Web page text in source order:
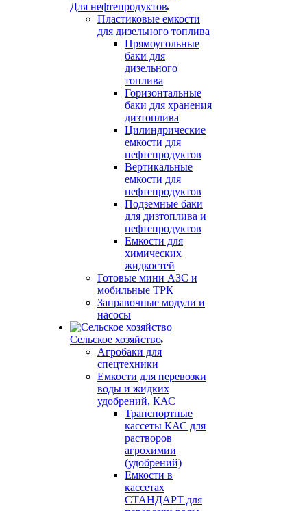
Для нефтепродуктов
Пластиковые емкости
для дизельного топлива
Прямоугольные
баки для
дизельного
топлива
Горизонтальные
баки для хранения
дизтоплива
Цилиндрические
емкости для
нефтепродуктов
Вертикальные
емкости для
нефтепродуктов
Подземные баки
для дизтоплива и
нефтепродуктов
Емкости для
химических
жидкостей
Готовые мини АЗС и
мобильные ТРК
Заправочные модули и
насосы
Сельское хозяйство
Агробаки для
спецтехники
Емкости для перевозки
воды и жидких
удобрений, КАС
Транспортные
кассеты КАС для
растворов
агрохимии
(удобрений)
Емкости в
кассетах
СТАНДАРТ для